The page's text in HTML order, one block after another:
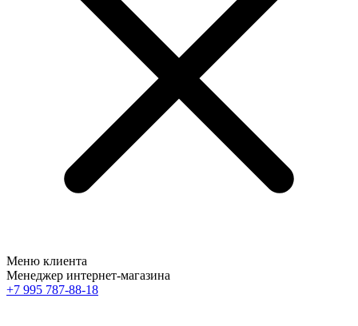
Меню клиента
Менеджер интернет-магазина
+7 995 787-88-18